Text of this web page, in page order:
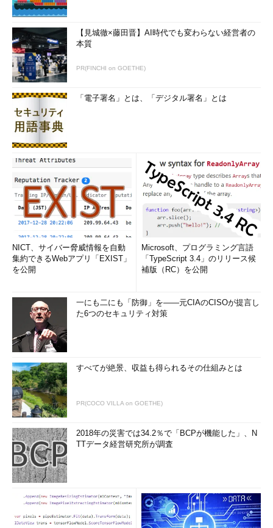
【見城徹×藤田晋】AI時代でも変わらない経営者の
本質
PR(FINCHI on GOETHE)
「電子署名」とは、「デジタル署名」とは
NICT、サイバー脅威情報を自動
集約できるWebアプリ「EXIST」
を公開
Microsoft、プログラミング言語
「TypeScript 3.4」のリリース候
補版（RC）を公開
一にも二にも「防御」を――元CIAのCISOが提言し
た6つのセキュリティ対策
すべてが絶景、収益も得られるその仕組みとは
PR(COCO VILLA on GOETHE)
2018年の災害では34.2％で「BCPが機能した」、N
TTデータ経営研究所が調査